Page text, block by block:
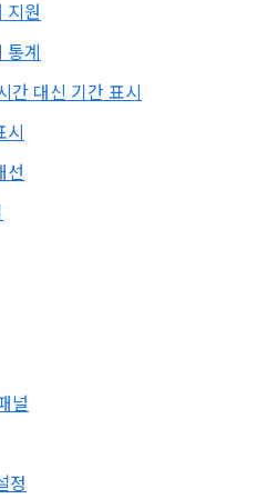
지원
계
간 대신 기간 표시
선
널
정